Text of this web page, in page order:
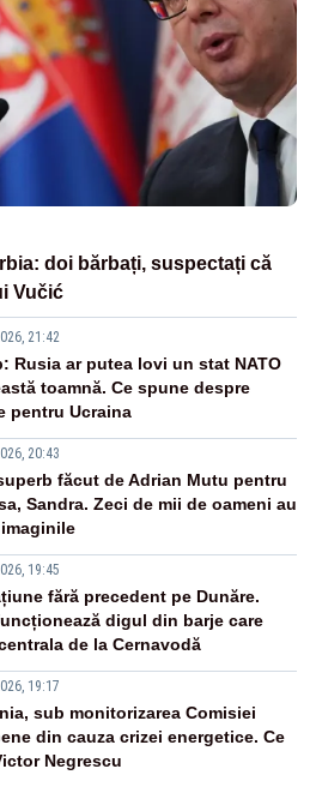
doi bărbați, suspectați că
Vučić
21:42
Rusia ar putea lovi un stat NATO
toamnă. Ce spune despre
pentru Ucraina
20:43
făcut de Adrian Mutu pentru
Sandra. Zeci de mii de oameni au
19:45
fără precedent pe Dunăre.
digul din barje care
de la Cernavodă
19:17
sub monitorizarea Comisiei
din cauza crizei energetice. Ce
Negrescu